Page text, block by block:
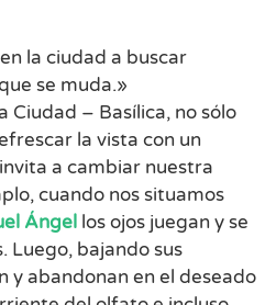
la ciudad a buscar
se muda.»
Ciudad – Basílica, no sólo
la vista con un
a cambiar nuestra
cuando nos situamos
Ángel los ojos juegan y se
Luego, bajando sus
y abandonan en el deseado